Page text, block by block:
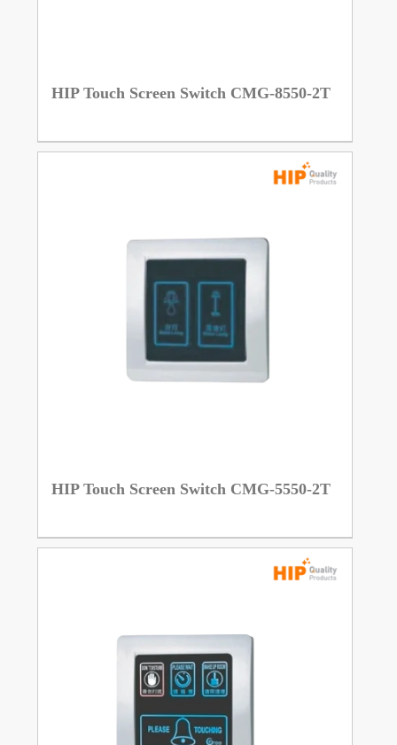
HIP Touch Screen Switch CMG-8550-2T
HIP Touch Screen Switch CMG-5550-2T